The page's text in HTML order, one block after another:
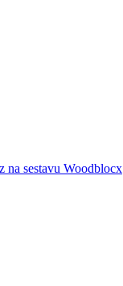
na sestavu Woodblocx